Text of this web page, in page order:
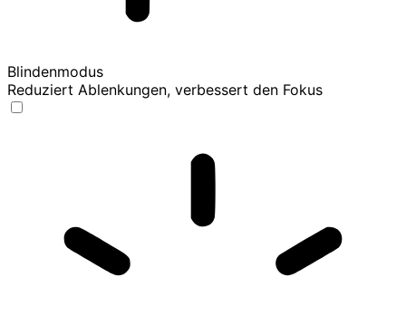
Blindenmodus
Reduziert Ablenkungen, verbessert den Fokus